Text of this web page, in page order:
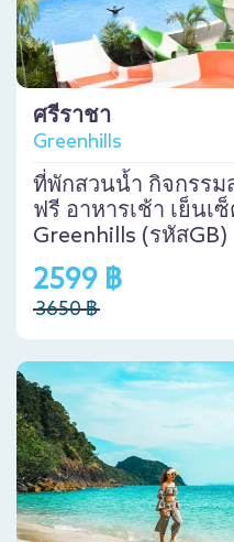
ศรีราชา
Greenhills
ที่พักสวนน้ำ กิจกรร
ฟรี อาหารเช้า เย็นเ
Greenhills (รหัสGB)
2599 ฿
3650 ฿